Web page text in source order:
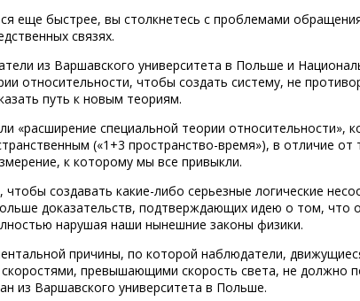
еще быстрее, вы столкнетесь с проблемами
связях.
из Варшавского университета в Польше и
относительности, чтобы создать систему, не
путь к новым теориям.
«расширение специальной теории относительности»,
(«1+3 пространство-время»), в отличие от
к которому мы все привыкли.
чтобы создавать какие-либо серьезные логические
доказательств, подтверждающих идею о том, что
нарушая наши нынешние законы физики.
причины, по которой наблюдатели,
превышающими скорость света, не должно
из Варшавского университета в Польше.